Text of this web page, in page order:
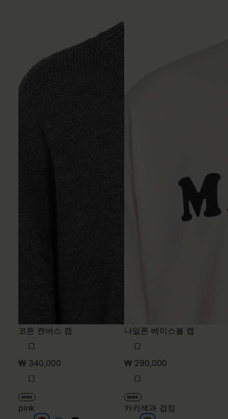
코튼 캔버스 캡
₩ 340,000
MM6
pink
나일론 베이스볼 캡
₩ 290,000
MM6
카키색과 검정